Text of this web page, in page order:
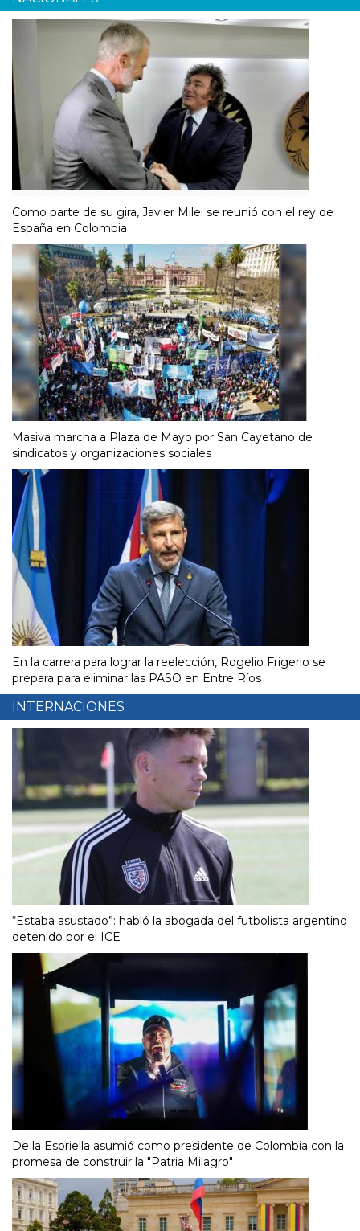
Como parte de su gira, Javier Milei se reunió con el rey de
España en Colombia
Masiva marcha a Plaza de Mayo por San Cayetano de
sindicatos y organizaciones sociales
En la carrera para lograr la reelección, Rogelio Frigerio se
prepara para eliminar las PASO en Entre Ríos
INTERNACIONES
“Estaba asustado”: habló la abogada del futbolista argentino
detenido por el ICE
De la Espriella asumió como presidente de Colombia con la
promesa de construir la "Patria Milagro"